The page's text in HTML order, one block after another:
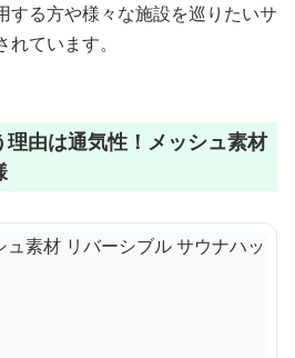
する方や様々な施設を巡りたいサ
ています。
由は通気性！メッシュ素材